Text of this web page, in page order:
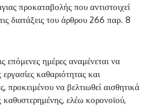
προκαταβολής που αντιστοιχεί
διατάξεις του άρθρου 266 παρ. 8
επόμενες ημέρες αναμένεται να
καθαριότητας και
να βελτιωθεί αισθητικά
καθυστερημένης, ελέω κορονοϊού,